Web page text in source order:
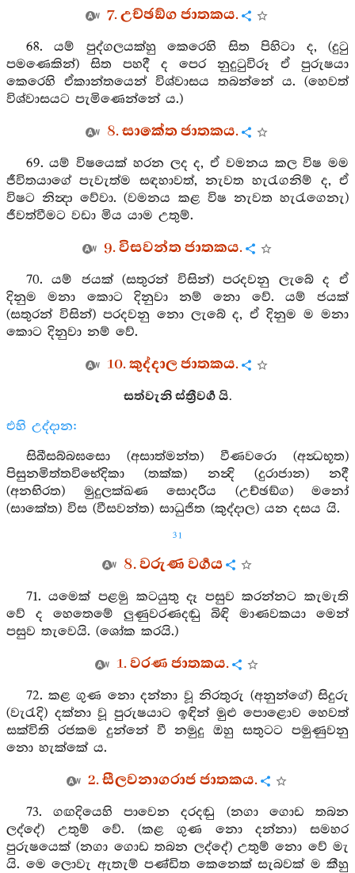
7. උච්ඡඞ්ග ජාතකය.
68. යම් පුද්ගලයක්හු කෙරෙහි සිත පිහිටා ද, (දුටු
පමණෙකින්) සිත පහදී ද පෙර නුදුටුවිරූ ඒ පුරුෂයා
කෙරෙහි ඒකාන්තයෙන් විශ්වාසය තබන්නේ ය. (හෙවත්
විශ්වාසයට පැමිණෙන්නේ ය.)
8. සාකේත ජාතකය.
69. යම් විෂයෙක් හරන ලද ද, ඒ වමනය කල විෂ මම
ජීවිතයාගේ පැවැත්ම සඳහාවත්, නැවත හැරැගනිම් ද, ඒ
විෂට නින්‍දා වේවා. (වමනය කළ විෂ නැවත හැරැගෙනැ)
ජීවත්වීමට වඩා මිය යාම උතුම්.
9. විසවන්ත ජාතකය.
70. යම් ජයක් (සතුරන් විසින්) පරදවනු ලැබේ ද ඒ
දිනුම මනා කොට දිනුවා නම් නො වේ. යම් ජයක්
(සතුරන් විසින්) පරදවනු නො ලැබේ ද, ඒ දිනුම ම මනා
කොට දිනුවා නම් වේ.
10. කුද්දාල ජාතකය.
සත්වැනි ස්ත්‍රීවර්‍ග යි.
එහි උද්දාන:
සිඛීසබ්බඝසො (අසාත්මන්ත) වීණවරො (අන්‍ධභූත)
පිසුනමිත්තවිභේදිකා (තක්ක) නන්‍දි (දුරාජාන) නදී
(අනභිරත) මුදුලක්ඛණ සොදරීය (උච්ඡඞ්ග) මනෝ
(සාකේත) විස (වීසවන්ත) සාධුජිත (කුද්දාල) යන දසය යි.
31
8. වරුණ වර්‍ගය
71. යමෙක් පළමු කටයුතු දෑ පසුව කරන්නට කැමැති
වේ ද හෙතෙමේ ලුණුවරණදඬු බිඳි මාණවකයා මෙන්
පසුව තැවෙයි. (ශෝක කරයි.)
1. වරණ ජාතකය.
72. කළ ගුණ නො දන්නා වූ නිරතුරු (අනුන්ගේ) සිදුරු
(වැරැදි) දක්නා වූ පුරුෂයාට ඉඳින් මුළු පොළොව හෙවත්
සක්විති රජකම දුන්නේ වී නමුදු ඔහු සතුටට පමුණුවනු
නො හැක්කේ ය.
2. සීලවනාගරාජ ජාතකය.
73. ගඟදියෙහි පාවෙන දරදඬු (නගා ගොඩ තබන
ලද්දේ) උතුම් වේ. (කළ ගුණ නො දන්නා) සමහර
පුරුෂයෙක් (නගා ගොඩ තබන ලද්දේ) උතුම් නො වේ මැ
යි. මෙ ලොවැ ඇතැම් පණ්ඩිත කෙනෙක් සැබවක් ම කීහු